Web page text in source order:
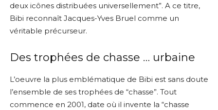
deux icônes distribuées universellement”. A ce titre,
Bibi reconnaît Jacques-Yves Bruel comme un
véritable précurseur.
Des trophées de chasse … urbaine
L’oeuvre la plus emblématique de Bibi est sans doute
l’ensemble de ses trophées de “chasse”. Tout
commence en 2001, date où il invente la “chasse